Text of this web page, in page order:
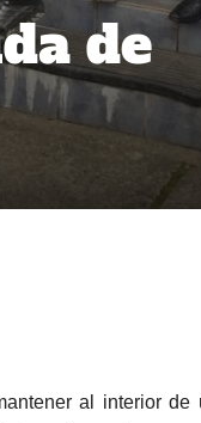
de
al interior de